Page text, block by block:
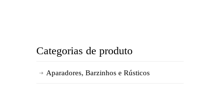
Categorias de produto
Aparadores, Barzinhos e Rústicos